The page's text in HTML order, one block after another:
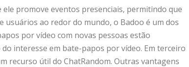
promove eventos presenciais, permitindo que
usuários ao redor do mundo, o Badoo é um dos
por vídeo com novas pessoas estão
interesse em bate-papos por vídeo. Em terceiro
recurso útil do ChatRandom. Outras vantagens